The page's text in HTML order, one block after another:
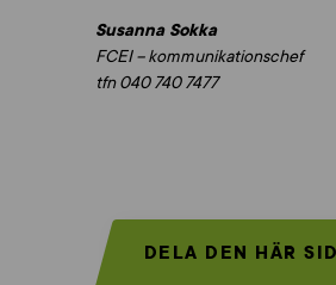
Susanna Sokka
FCEI – kommunikationschef
tfn 040 740 7477
DELA DEN HÄR